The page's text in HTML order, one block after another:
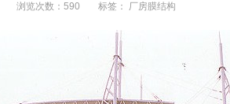
浏览次数：590 标签： 厂房膜结构